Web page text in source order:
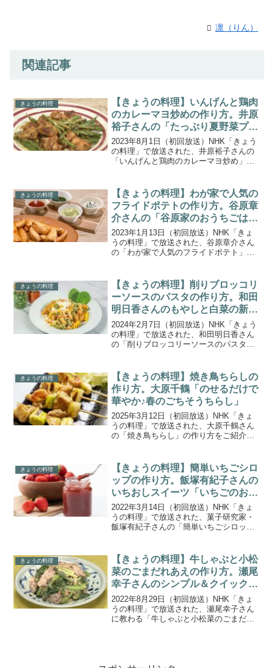
凛（りん）
関連記事
きょうの料理
【きょうの料理】いんげんと鶏肉
のカレーマヨ炒めの作り方。井原
裕子さんの「たっぷり夏野菜プラ
ス１」。
2023年8月1日（初回放送）NHK「きょう
の料理」で放送された、井原裕子さんの
「いんげんと鶏肉のカレーマヨ炒め」の
ン食材をあえて１つに絞り、シンプルな
料理で旬の味わい...
きょうの料理
【きょうの料理】わが家で人気の
フライドポテトの作り方。谷原章
介さんの「谷原家のおうちごは
ん」
2023年1月13日（初回放送）NHK「きょ
うの料理」で放送された、谷原章介さん
の「わが家で人気のフライドポテト」の
パゲッティミートグラタン」、谷原家の
子どもたちの一番...
きょうの料理
【きょうの料理】削りブロッコリ
ーソースのパスタの作り方。和田
明日香さんのもやしと白菜の新レ
シピ。
2024年2月7日（初回放送）NHK「きょう
の料理」で放送された、和田明日香さん
の「削りブロッコリーソースのパスタ」
き出す料理を紹介する「明日香と飯尾の
気になる!野菜の...
きょうの料理
【きょうの料理】焼き鳥ちらしの
作り方。大原千鶴「のせるだけで
華やか♪春のごちそうちらし」
2025年3月12日（初回放送）NHK「きょ
うの料理」で放送された、大原千鶴さん
の「焼き鳥ちらし」の作り方をご紹介し
か♪春のごちそうちらし」。基本のすし飯
に具材をのせ...
きょうの料理
【きょうの料理】簡単いちごシロ
ップの作り方。飯塚有紀子さんの
いちおしスイーツ「いちごのお菓
子」
2022年3月14日（初回放送）NHK「きょ
うの料理」で放送された、菓子研究家・
飯塚有紀子さんの「簡単いちごシロッ
使った、初心者でも簡単にできるお菓子
をご紹介。混ぜて焼...
きょうの料理
【きょうの料理】牛しゃぶと小松
菜のごまだれあえの作り方。瀬尾
幸子さんのシンプル＆クイック和
食
2022年8月29日（初回放送）NHK「きょ
うの料理」で放送された、瀬尾幸子さん
に教わる「牛しゃぶと小松菜のごまだれ